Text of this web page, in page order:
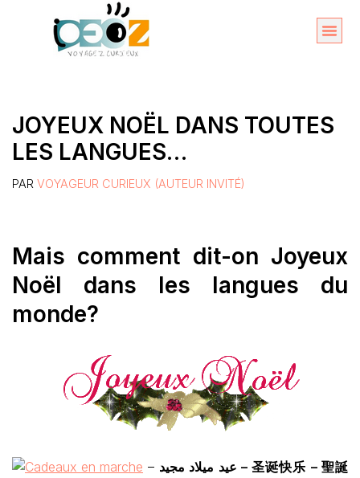
JOYEUX NOËL DANS TOUTES
LES LANGUES…
PAR VOYAGEUR CURIEUX (AUTEUR INVITÉ)
Mais comment dit-on Joyeux
Noël dans les langues du
monde?
– عيد ميلاد مجيد – 圣诞快乐 – 聖誕